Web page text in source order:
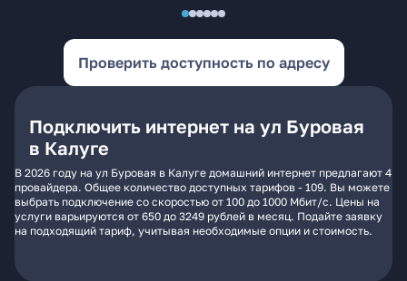
Проверить доступность по адресу
Подключить интернет на ул Буровая
в Калуге
В 2026 году на ул Буровая в Калуге домашний интернет предлагают 4
провайдера. Общее количество доступных тарифов - 109. Вы можете
выбрать подключение со скоростью от 100 до 1000 Мбит/с. Цены на
услуги варьируются от 650 до 3249 рублей в месяц. Подайте заявку
на подходящий тариф, учитывая необходимые опции и стоимость.